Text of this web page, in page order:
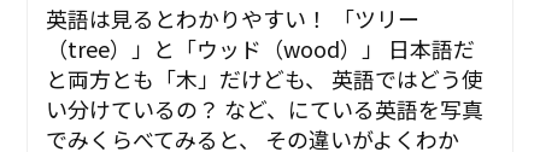
英語は見るとわかりやすい！ 「ツリー
（tree）」と「ウッド（wood）」 日本語だ
と両方とも「木」だけども、 英語ではどう使
い分けているの？ など、にている英語を写真
でみくらべてみると、 その違いがよくわか